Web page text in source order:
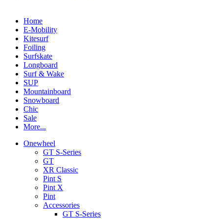
Home
E-Mobility
Kitesurf
Foiling
Surfskate
Longboard
Surf & Wake
SUP
Mountainboard
Snowboard
Chic
Sale
More...
Onewheel
GT S-Series
GT
XR Classic
Pint S
Pint X
Pint
Accessories
GT S-Series